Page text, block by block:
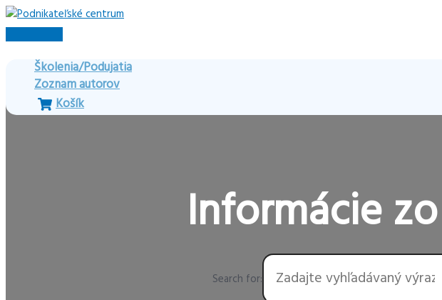
Preskočiť
na
Hlavné
Školenia/Podujatia
Zoznam autorov
Košík
Informácie
Search for: